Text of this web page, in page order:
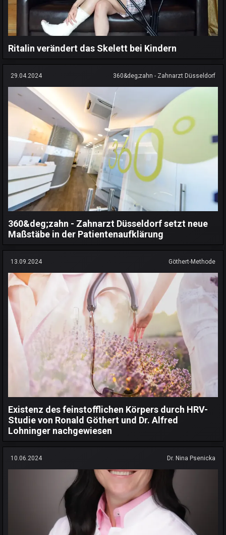
Ritalin verändert das Skelett bei Kindern
29.04.2024 360&deg;zahn - Zahnarzt Düsseldorf
360&deg;zahn - Zahnarzt Düsseldorf setzt neue
Maßstäbe in der Patientenaufklärung
13.09.2024 Göthert-Methode
Existenz des feinstofflichen Körpers durch HRV-
Studie von Ronald Göthert und Dr. Alfred
Lohninger nachgewiesen
10.06.2024 Dr. Nina Psenicka